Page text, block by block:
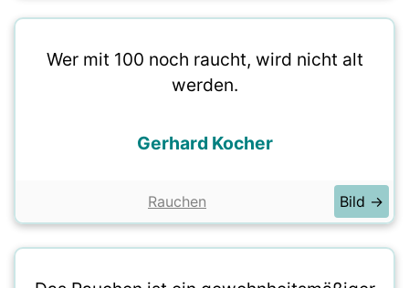
Wer mit 100 noch raucht, wird nicht alt
werden.
Gerhard Kocher
Rauchen Bild →